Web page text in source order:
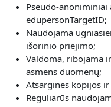
Pseudo-anoniminiai
edupersonTargetID;
Naudojama
išorinio priėjimo;
Valdoma, ribojama
asmens duomenų;
Atsarginės kopijos
Reguliarūs